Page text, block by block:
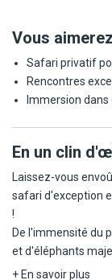
Vous aimerez
Safari privatif
Rencontres
Immersion
En un clin
Laissez-vous
safari d'exception
!
De l'immensité du
et d'éléphants
enchanteurs de
+ En savoir plus